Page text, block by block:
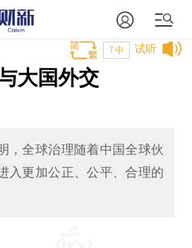
试听
T中
大国外交
，全球治理随着中国全球伙
入更加公正、公平、合理的